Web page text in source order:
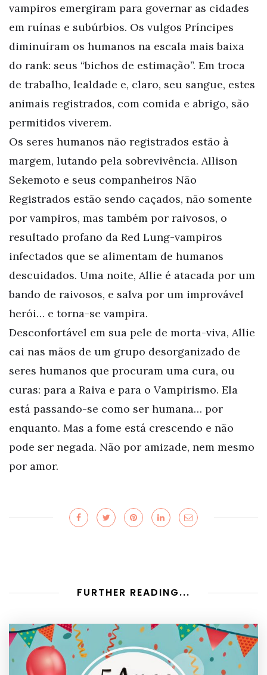
vampiros emergiram para governar as cidades
em ruínas e subúrbios. Os vulgos Príncipes
diminuíram os humanos na escala mais baixa
do rank: seus “bichos de estimação”. Em troca
de trabalho, lealdade e, claro, seu sangue, estes
animais registrados, com comida e abrigo, são
permitidos viverem.
Os seres humanos não registrados estão à
margem, lutando pela sobrevivência. Allison
Sekemoto e seus companheiros Não
Registrados estão sendo caçados, não somente
por vampiros, mas também por raivosos, o
resultado profano da Red Lung-vampiros
infectados que se alimentam de humanos
descuidados. Uma noite, Allie é atacada por um
bando de raivosos, e salva por um improvável
herói… e torna-se vampira.
Desconfortável em sua pele de morta-viva, Allie
cai nas mãos de um grupo desorganizado de
seres humanos que procuram uma cura, ou
curas: para a Raiva e para o Vampirismo. Ela
está passando-se como ser humana… por
enquanto. Mas a fome está crescendo e não
pode ser negada. Não por amizade, nem mesmo
por amor.
FURTHER READING...